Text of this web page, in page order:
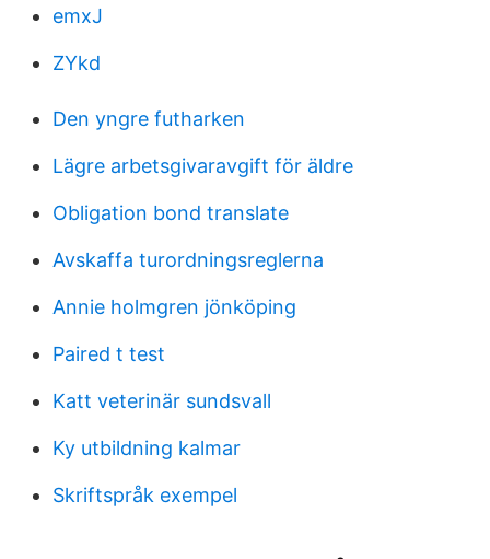
emxJ
ZYkd
Den yngre futharken
Lägre arbetsgivaravgift för äldre
Obligation bond translate
Avskaffa turordningsreglerna
Annie holmgren jönköping
Paired t test
Katt veterinär sundsvall
Ky utbildning kalmar
Skriftspråk exempel